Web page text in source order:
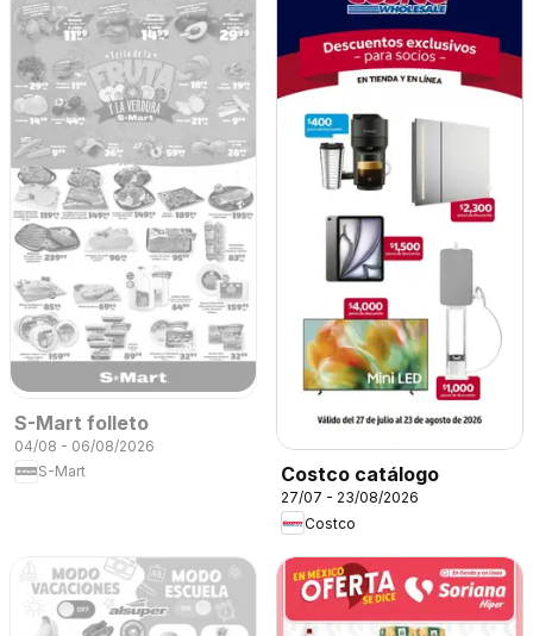
S-Mart folleto
04/08 - 06/08/2026
S-Mart
Costco catálogo
27/07 - 23/08/2026
Costco